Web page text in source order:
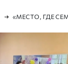
«МЕСТО, ГДЕ